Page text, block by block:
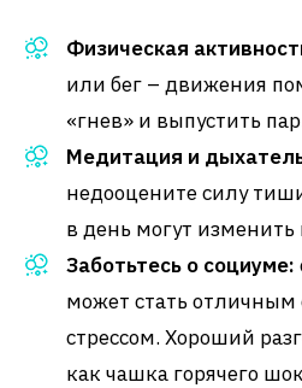
Физическая
или бег – движения
«гнев» и выпустить
Медитация и
недооцените силу
в день могут
Заботьтесь о социуме:
может стать отличным
стрессом. Хороший
как чашка горячего